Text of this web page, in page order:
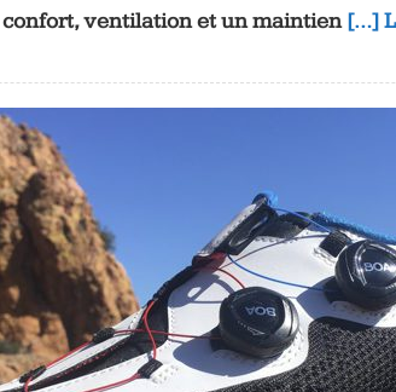
confort, ventilation et un maintien[…]